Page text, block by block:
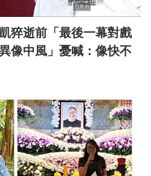
猝逝前「最後一幕對戲
像中風」憂喊：像快不